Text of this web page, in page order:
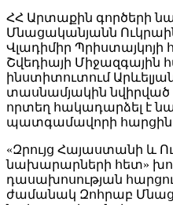
ՀՀ Արտաքին գործերի
Մնացականյանն
Վլադիմիր Պրիստայկոյի
Շվեդիայի Միջազգային
ինստիտուտում
տասնամյակին
որտեղ հակադարձել է
պատգամավորի
«Զրույց Հայաստանի և
նախարարների հետ»
դասախոսության
ժամանակ Զոհրաբ